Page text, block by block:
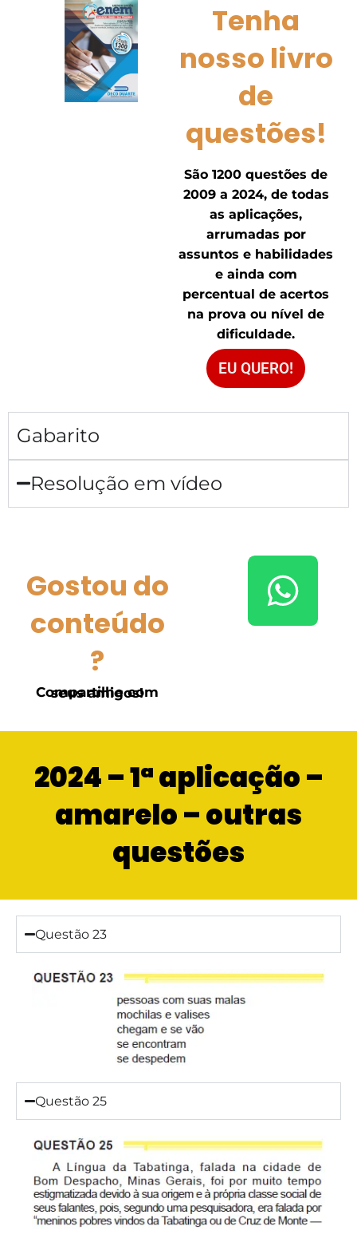
Tenha
nosso livro
de
questões!
São 1200 questões de
2009 a 2024, de todas
as aplicações,
arrumadas por
assuntos e habilidades
e ainda com
percentual de acertos
na prova ou nível de
dificuldade.
EU QUERO!
Gabarito
Resolução em vídeo
Gostou do
conteúdo
?
Compartilhe com seus amigos!
2024 – 1ª aplicação –
amarelo – outras
questões
Questão 23
Questão 25